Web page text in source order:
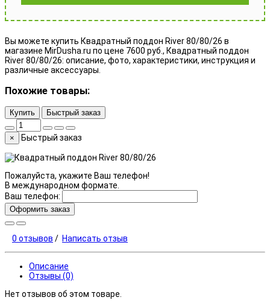
Вы можете купить Квадратный поддон River 80/80/26 в
магазине MirDusha.ru по цене 7600 руб., Квадратный поддон
River 80/80/26: описание, фото, характеристики, инструкция и
различные аксессуары.
Похожие товары:
Купить Быстрый заказ
× Быстрый заказ
Пожалуйста, укажите Ваш телефон!
В международном формате.
Ваш телефон:
Оформить заказ
0 отзывов / Написать отзыв
Описание
Отзывы (0)
Нет отзывов об этом товаре.